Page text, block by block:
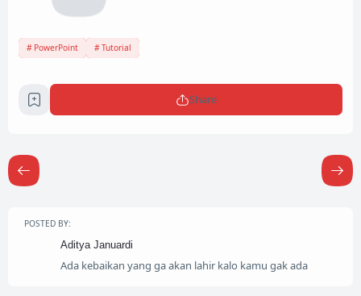
PowerPoint Tutorial
Share
POSTED BY:
Aditya Januardi
Ada kebaikan yang ga akan lahir kalo kamu gak ada